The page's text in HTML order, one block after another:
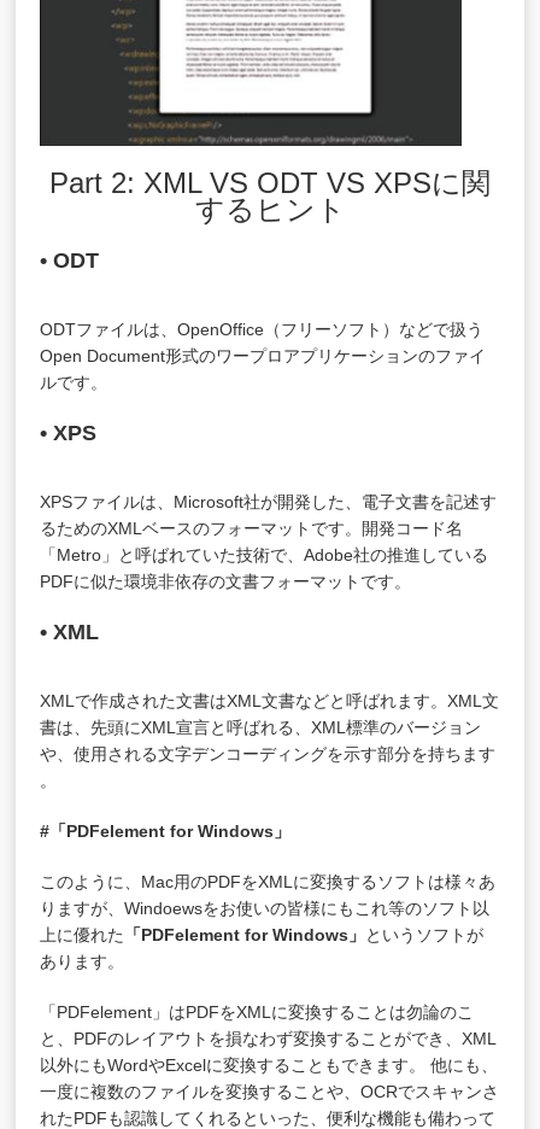
Part 2: XML VS ODT VS XPSに関
するヒント
• ODT
ODTファイルは、OpenOffice（フリーソフト）などで扱う
Open Document形式のワープロアプリケーションのファイ
ルです。
• XPS
XPSファイルは、Microsoft社が開発した、電子文書を記述す
るためのXMLベースのフォーマットです。開発コード名
「Metro」と呼ばれていた技術で、Adobe社の推進している
PDFに似た環境非依存の文書フォーマットです。
• XML
XMLで作成された文書はXML文書などと呼ばれます。XML文
書は、先頭にXML宣言と呼ばれる、XML標準のバージョン
や、使用される文字デンコーディングを示す部分を持ちます
。
#「PDFelement for Windows」
このように、Mac用のPDFをXMLに変換するソフトは様々あ
りますが、Windoewsをお使いの皆様にもこれ等のソフト以
上に優れた
「PDFelement for Windows」 というソフトが
あります。
「PDFelement」はPDFをXMLに変換することは勿論のこ
と、PDFのレイアウトを損なわず変換することができ、XML
以外にもWordやExcelに変換することもできます。 他にも、
一度に複数のファイルを変換することや、OCRでスキャンさ
れたPDFも認識してくれるといった、便利な機能も備わって